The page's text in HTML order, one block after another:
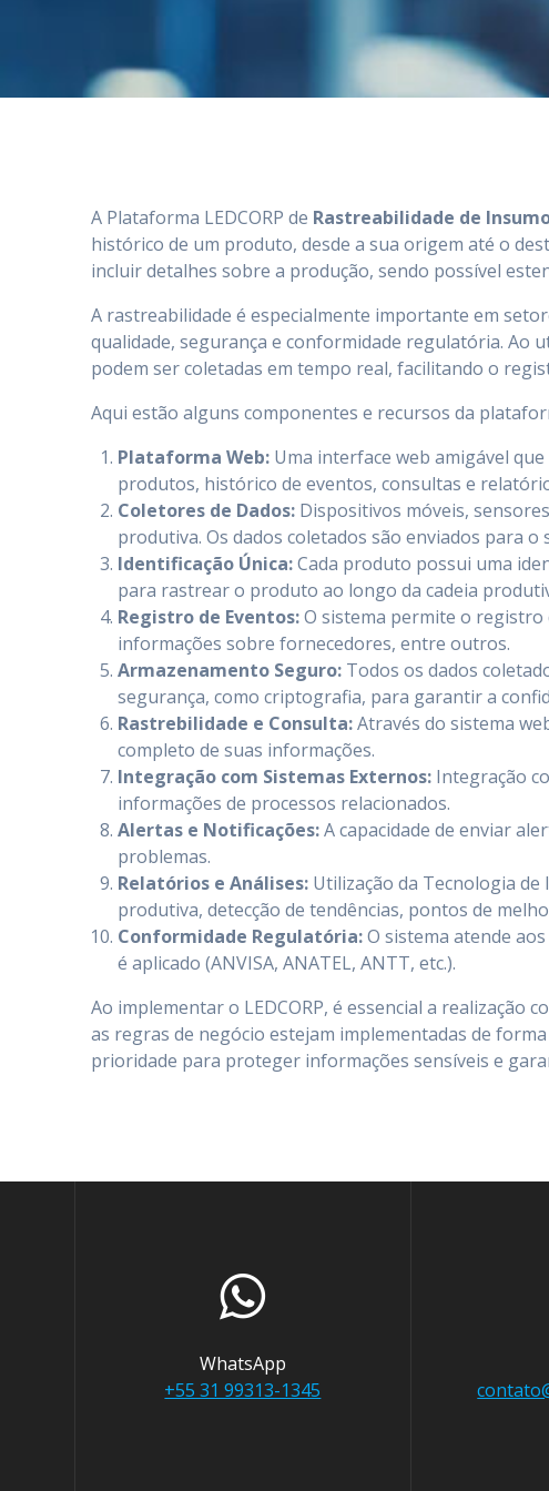
A Plataforma LEDCORP de Rastreabilidade de
histórico de um produto, desde a sua origem até o
incluir detalhes sobre a produção, sendo possível
A rastreabilidade é especialmente importante em
qualidade, segurança e conformidade regulatória. Ao
podem ser coletadas em tempo real, facilitando o
Aqui estão alguns componentes e recursos da
Plataforma Web: Uma interface web amigável
produtos, histórico de eventos, consultas e
Coletores de Dados: Dispositivos móveis,
produtiva. Os dados coletados são enviados para
Identificação Única:Cada produto possui uma
para rastrear o produto ao longo da cadeia
Registro de Eventos:O sistema permite o registro
informações sobre fornecedores, entre outros.
Armazenamento Seguro: Todos os dados
segurança, como criptografia, para garantir a
Rastrebilidade e Consulta:Através do sistema
completo de suas informações.
Integração com Sistemas Externos: Integração
informações de processos relacionados.
Alertas e Notificações:A capacidade de enviar
problemas.
Relatórios e Análises: Utilização da Tecnologia
produtiva, detecção de tendências, pontos de
Conformidade Regulatória:O sistema atende
é aplicado (ANVISA, ANATEL, ANTT, etc.).
Ao implementar o LEDCORP, é essencial a
as regras de negócio estejam implementadas de
prioridade para proteger informações sensíveis e
WhatsApp
+55 31 99313-1345